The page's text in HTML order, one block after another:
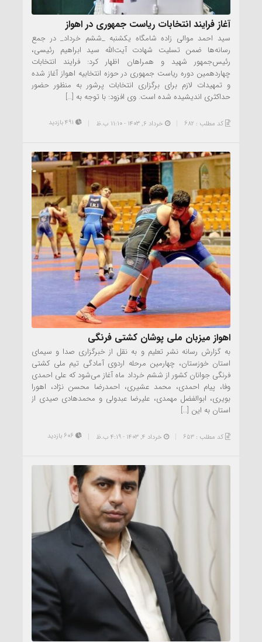
آغاز فرایند انتخابات ریاست جمهوری در اهواز
سید احمد موالی زاده شامگاه یکشنبه _ششم خرداد_ در جمع
رسانه‌ها ضمن تسلیت شهادت آیت‌الله سید ابراهیم رئیسی،
رئیس‌جمهور شهید و همراهان اظهار کرد: فرایند انتخابات
چهاردهمین دوره ریاست جمهوری در حوزه انتخابیه اهواز آغاز شده
و تمهیدات لازم برای برگزاری انتخابات پرشور به منظور حضور
حداکثری اندیشیده شده است. وی افزود: با توجه به […]
کد مطلب : 682 خرداد ۶, ۱۴۰۳ - 11:10 ب.ظ
اهواز میزبان ملی پوشان کشتی فرنگی
به گزارش رسانه نشر تعلیم و به نقل از خبرگزاری صدا و سیمای
استان خوزستان، چهارمین مرحله اردوی آمادگی تیم ملی کشتی
فرنگی جوانان کشور از ششم خرداد ماه آغاز می‌شود که علی احمدی
وفا، پیام احمدی، محمد عشیری، احمدرضا محسن نژاد، اهورا
بویری، ابوالفضل مهمدی، علیرضا عبدولی و محمدهادی صیدی از
استان به این […]
کد مطلب : 653 خرداد ۴, ۱۴۰۳ - 4:19 ب.ظ